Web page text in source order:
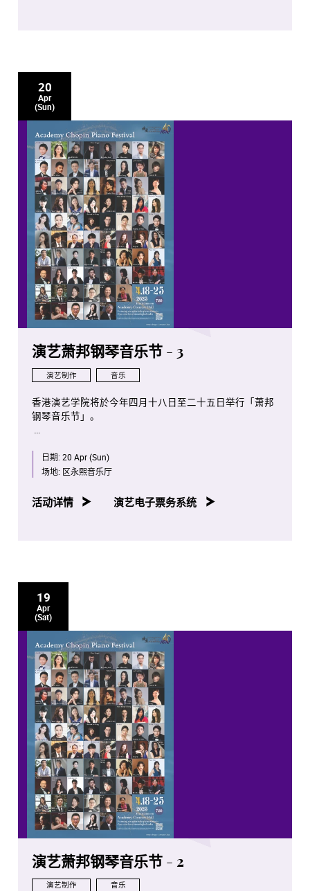
20
Apr
(Sun)
演艺萧邦钢琴音乐节 - 3
演艺制作 音乐
香港演艺学院将於今年四月十八日至二十五日举行「萧邦
钢琴音乐节」。
品编号年序，并由演艺学院钢琴系老师、学生及校友携手
演出。
八场音乐会亦将於香港电台第四台容后播放。
日期: 20 Apr (Sun)
场地: 区永熙音乐厅
活动详情 演艺电子票务系统
19
Apr
(Sat)
演艺萧邦钢琴音乐节 - 2
演艺制作 音乐